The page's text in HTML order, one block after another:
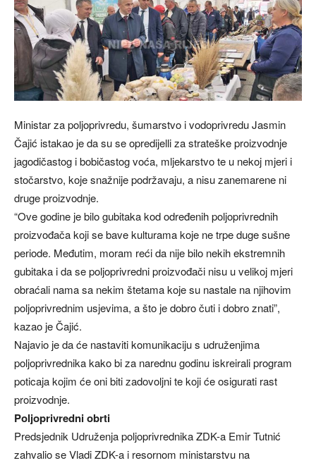
Ministar za poljoprivredu, šumarstvo i vodoprivredu Jasmin
Čajić istakao je da su se opredijelli za strateške proizvodnje
jagodičastog i bobičastog voća, mljekarstvo te u nekoj mjeri i
stočarstvo, koje snažnije podržavaju, a nisu zanemarene ni
druge proizvodnje.
“Ove godine je bilo gubitaka kod određenih poljoprivrednih
proizvođača koji se bave kulturama koje ne trpe duge sušne
periode. Međutim, moram reći da nije bilo nekih ekstremnih
gubitaka i da se poljoprivredni proizvođači nisu u velikoj mjeri
obraćali nama sa nekim štetama koje su nastale na njihovim
poljoprivrednim usjevima, a što je dobro čuti i dobro znati”,
kazao je Čajić.
Najavio je da će nastaviti komunikaciju s udruženjima
poljoprivrednika kako bi za narednu godinu iskreirali program
poticaja kojim će oni biti zadovoljni te koji će osigurati rast
proizvodnje.
Poljoprivredni obrti
Predsjednik Udruženja poljoprivrednika ZDK-a Emir Tutnić
zahvalio se Vladi ZDK-a i resornom ministarstvu na